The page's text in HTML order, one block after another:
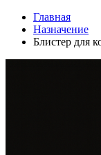
Главная
Назначение
Блистер для